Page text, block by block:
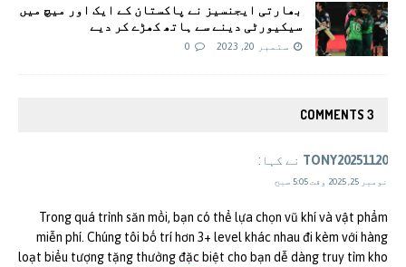
بھارتی ایجنسیز نے پاکستان کے ایک اور میچ میں
سیکیورٹی دینے سے ہاتھ کھڑے کر دیے
ستمبر 20, 2023 0
3 COMMENTS
TONY20251120 نے کہا:
نومبر 25, 2025 وقت 5:05 صبح
Trong quá trình săn mồi, bạn có thể lựa chọn vũ khí và vật phẩm
miễn phí. Chúng tôi bố trí hơn 3+ level khác nhau đi kèm với hàng
loạt biểu tượng tặng thưởng đặc biệt cho bạn dễ dàng truy tìm kho